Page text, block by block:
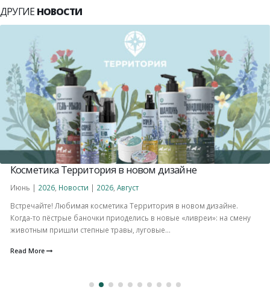
ДРУГИЕ НОВОСТИ
Косметика Территория в новом дизайне
Июнь | 2026 Новости | 2026 Август
Встречайте! Любимая косметика Территория в новом дизайне.
Когда-то пёстрые баночки приоделись в новые «ливреи»: на смену
животным пришли степные травы, луговые...
Read More